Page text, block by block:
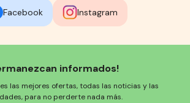
Facebook Instagram
informados!
las mejores ofertas, todas las noticias y las
para no perderte nada más.